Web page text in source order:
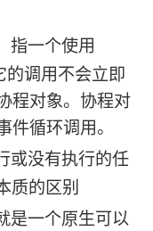
指一个使用
调用不会立即
程对象。协程对
循环调用。
或没有执行的任
质的区别
是一个原生可以